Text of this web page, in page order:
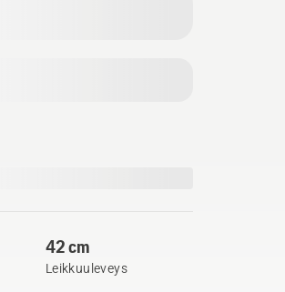
42 cm
Leikkuuleveys